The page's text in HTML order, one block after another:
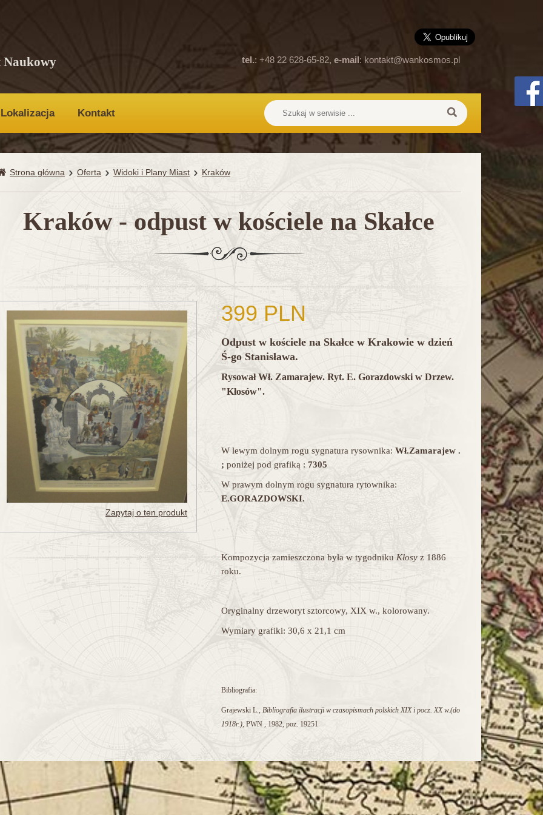
tel.: +48 22 628-65-82, e-mail: kontakt@wankosmos.pl
Naukowy
Lokalizacja Kontakt
Strona główna Oferta Widoki i Plany Miast Kraków
Kraków - odpust w kościele na Skałce
Zapytaj o ten produkt
399 PLN
Odpust w kościele na Skałce w Krakowie w dzień
Ś-go Stanisława.
Rysował Wł. Zamarajew. Ryt. E. Gorazdowski w Drzew.
"Kłosów".
W lewym dolnym rogu sygnatura rysownika: Wł.Zamarajew .
;poniżej pod grafiką :7305
W prawym dolnym rogu sygnatura rytownika:
E.GORAZDOWSKI.
Kompozycja zamieszczona była w tygodniku Kłosyz 1886
roku.
Oryginalny drzeworyt sztorcowy, XIX w., kolorowany.
Wymiary grafiki: 30,6 x 21,1 cm
Bibliografia:
Grajewski L., Bibliografia ilustracji w czasopismach polskich XIX i pocz. XX w.(do
1918r.) , PWN , 1982, poz. 19251